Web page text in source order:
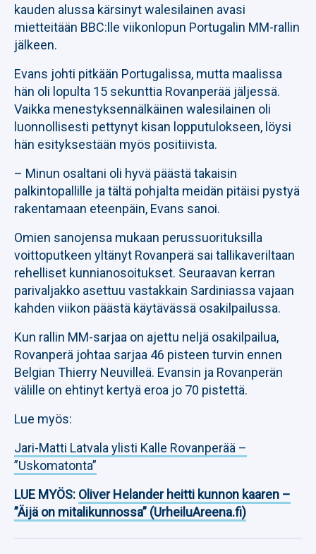
kauden alussa kärsinyt walesilainen avasi
mietteitään BBC:lle viikonlopun Portugalin MM-rallin
jälkeen.
Evans johti pitkään Portugalissa, mutta maalissa
hän oli lopulta 15 sekunttia Rovanperää jäljessä.
Vaikka menestyksennälkäinen walesilainen oli
luonnollisesti pettynyt kisan lopputulokseen, löysi
hän esityksestään myös positiivista.
– Minun osaltani oli hyvä päästä takaisin
palkintopallille ja tältä pohjalta meidän pitäisi pystyä
rakentamaan eteenpäin, Evans sanoi.
Omien sanojensa mukaan perussuorituksilla
voittoputkeen yltänyt Rovanperä sai tallikaveriltaan
rehelliset kunnianosoitukset. Seuraavan kerran
parivaljakko asettuu vastakkain Sardiniassa vajaan
kahden viikon päästä käytävässä osakilpailussa.
Kun rallin MM-sarjaa on ajettu neljä osakilpailua,
Rovanperä johtaa sarjaa 46 pisteen turvin ennen
Belgian Thierry Neuvilleä. Evansin ja Rovanperän
välille on ehtinyt kertyä eroa jo 70 pistettä.
Lue myös:
Jari-Matti Latvala ylisti Kalle Rovanperää –
”Uskomatonta”
LUE MYÖS: Oliver Helander heitti kunnon kaaren –
”Äijä on mitalikunnossa” (UrheiluAreena.fi)